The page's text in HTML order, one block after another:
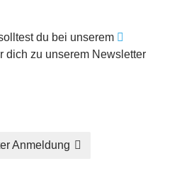
du bei unserem
dich zu unserem Newsletter
Anmeldung